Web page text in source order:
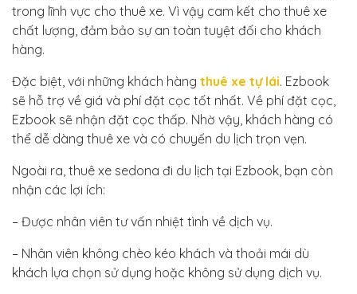
trong lĩnh vực cho thuê xe. Vì vậy cam kết cho thuê xe
chất lượng, đảm bảo sự an toàn tuyệt đối cho khách
hàng.
Đặc biệt, với những khách hàng thuê xe tự lái. Ezbook
sẽ hỗ trợ về giá và phí đặt cọc tốt nhất. Về phí đặt cọc,
Ezbook sẽ nhận đặt cọc thấp. Nhờ vậy, khách hàng có
thể dễ dàng thuê xe và có chuyến du lịch trọn vẹn.
Ngoài ra, thuê xe sedona đi du lịch tại Ezbook, bạn còn
nhận các lợi ích:
– Được nhân viên tư vấn nhiệt tình về dịch vụ.
– Nhân viên không chèo kéo khách và thoải mái dù
khách lựa chọn sử dụng hoặc không sử dụng dịch vụ.